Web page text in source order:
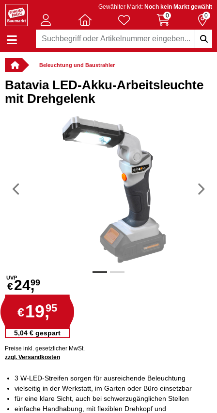
Gewählter Markt: Noch kein Markt gewählt
0
0
Beleuchtung und Baustrahler
Batavia LED-Akku-Arbeitsleuchte
mit Drehgelenk
Vorheriges
UVP
€24,99
€19,95
5,04 € gespart
Preise inkl. gesetzlicher MwSt.
zzgl. Versandkosten
3 W-LED-Streifen sorgen für ausreichende Beleuchtung
vielseitig in der Werkstatt, im Garten oder Büro einsetzbar
für eine klare Sicht, auch bei schwerzugänglichen Stellen
einfache Handhabung, mit flexiblen Drehkopf und